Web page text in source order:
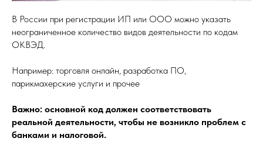
В России при регистрации ИП или ООО можно указать
неограниченное количество видов деятельности по кодам
ОКВЭД.
Например: торговля онлайн, разработка ПО,
парикмахерские услуги и прочее
Важно: основной код должен соответствовать
реальной деятельности, чтобы не возникло проблем с
банками и налоговой.